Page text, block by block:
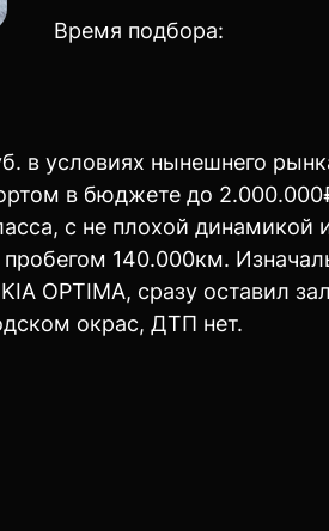
Время подбора:
в условиях нынешнего
в бюджете до
с не плохой
140.000км.
OPTIMA, сразу оставил
окрас, ДТП нет.